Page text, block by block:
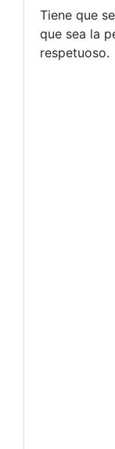
Tiene que
que sea la
respetuoso.